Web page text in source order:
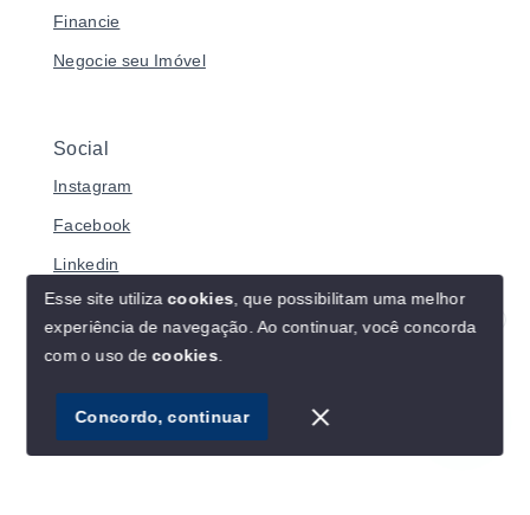
Olá! Estamos disponíveis para te ajudar.
Financie
Negocie seu Imóvel
Social
Instagram
Facebook
Linkedin
© Copyright 2026 - LOGGIA IMÓVEIS - Todos os direitos
SITE PARA IMOBILIARIA
Esse site utilizacookies , que possibilitam uma melhor
experiência de navegação. Ao continuar, você concorda
com o uso decookies
Concordo, continuar